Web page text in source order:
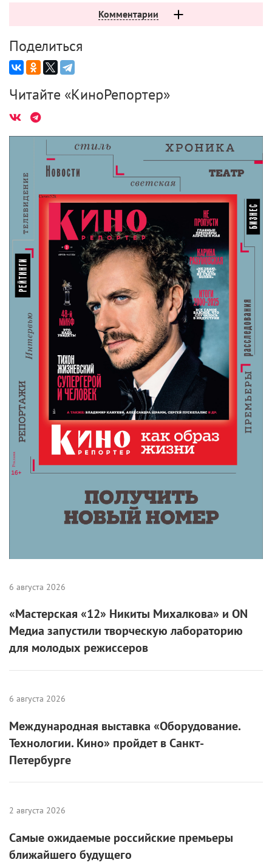
Комментарии
Поделиться
Читайте «КиноРепортер»
6 августа 2026
«Мастерская «12» Никиты Михалкова» и ON
Медиа запустили творческую лабораторию
для молодых режиссеров
6 августа 2026
Международная выставка «Оборудование.
Технологии. Кино» пройдет в Санкт-
Петербурге
2 августа 2026
Самые ожидаемые российские премьеры
ближайшего будущего